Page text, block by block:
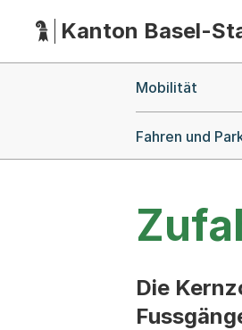
HauptnavigationKanton Basel-
Mobilität
Fahren und
Die